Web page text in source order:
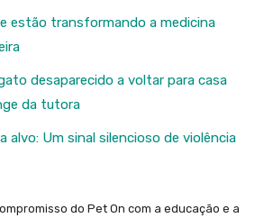
estão transformando a medicina
desaparecido a voltar para casa
da tutora
alvo: Um sinal silencioso de violência
do Pet On com a educação e a